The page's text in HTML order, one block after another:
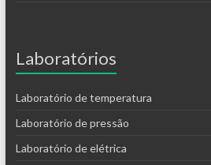
Laboratórios
Laboratório de temperatura
Laboratório de pressão
Laboratório de elétrica